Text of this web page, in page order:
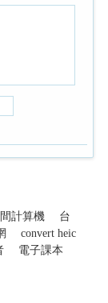
計算機
台
convert heic
電子課本